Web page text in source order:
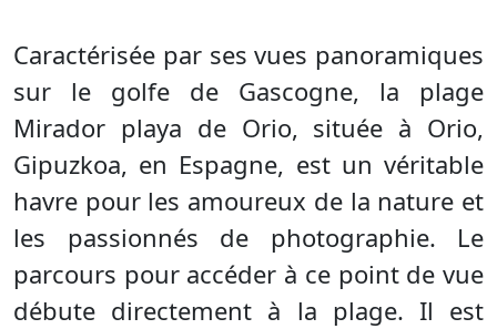
Caractérisée par ses vues panoramiques
sur le golfe de Gascogne, la plage
Mirador playa de Orio, située à Orio,
Gipuzkoa, en Espagne, est un véritable
havre pour les amoureux de la nature et
les passionnés de photographie. Le
parcours pour accéder à ce point de vue
débute directement à la plage. Il est